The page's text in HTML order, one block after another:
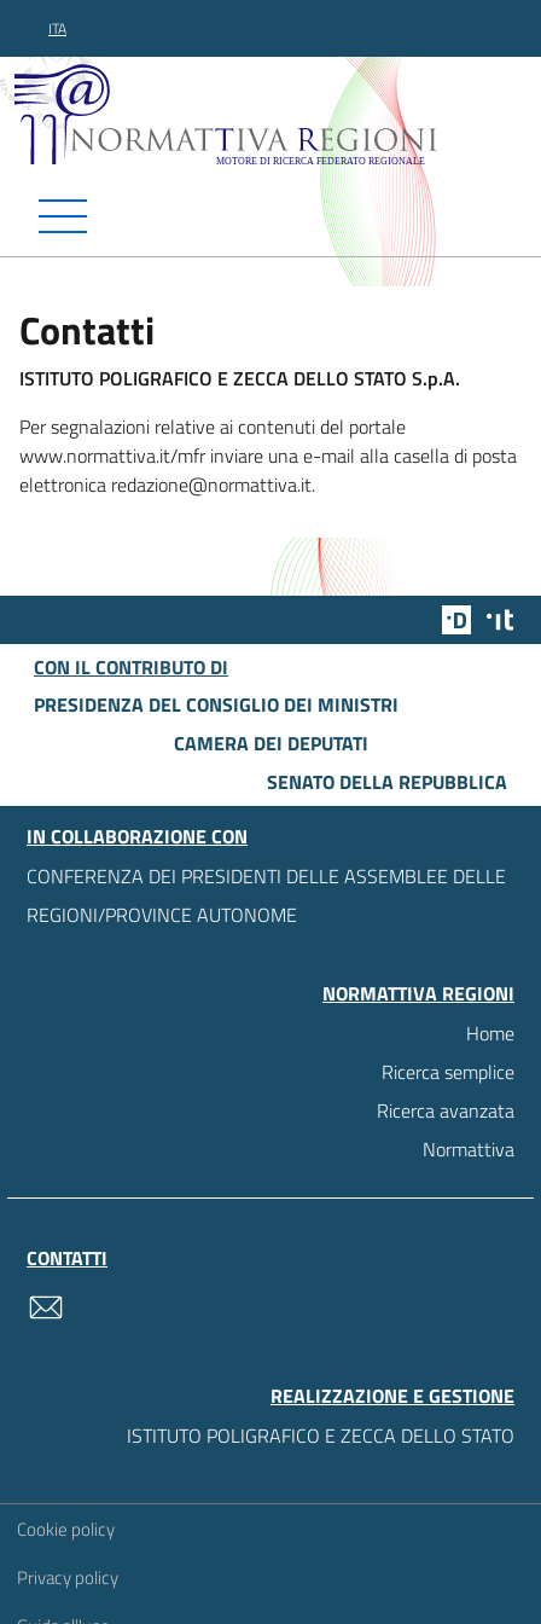
ITA
Normattiva Regioni -
Contatti
ISTITUTO POLIGRAFICO E ZECCA DELLO STATO S.p.A.
Per segnalazioni relative ai contenuti del portale
www.normattiva.it/mfr inviare una e-mail alla casella di posta
elettronica redazione@normattiva.it.
Team
CON IL CONTRIBUTO DI
PRESIDENZA DEL CONSIGLIO DEI MINISTRI
CAMERA DEI DEPUTATI
SENATO DELLA REPUBBLICA
IN COLLABORAZIONE CON
CONFERENZA DEI PRESIDENTI DELLE ASSEMBLEE DELLE
REGIONI/PROVINCE AUTONOME
NORMATTIVA REGIONI
Home
Ricerca semplice
Ricerca avanzata
Normattiva
CONTATTI
REALIZZAZIONE E GESTIONE
ISTITUTO POLIGRAFICO E ZECCA DELLO STATO
Sezione Link Utili
Cookie policy
Privacy policy